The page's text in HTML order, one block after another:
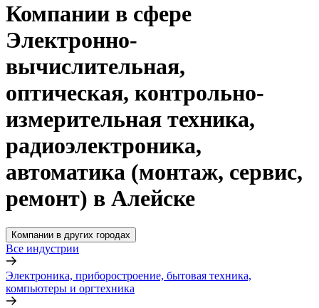
Компании в сфере
Электронно-
вычислительная,
оптическая, контрольно-
измерительная техника,
радиоэлектроника,
автоматика (монтаж, сервис,
ремонт) в Алейске
Компании в других городах
Все индустрии
Электроника, приборостроение, бытовая техника,
компьютеры и оргтехника